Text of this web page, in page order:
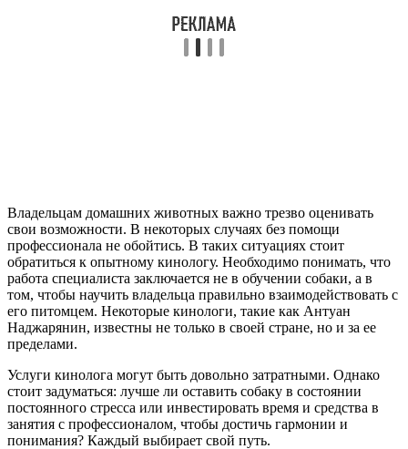
Владельцам домашних животных важно трезво оценивать
свои возможности. В некоторых случаях без помощи
профессионала не обойтись. В таких ситуациях стоит
обратиться к опытному кинологу. Необходимо понимать, что
работа специалиста заключается не в обучении собаки, а в
том, чтобы научить владельца правильно взаимодействовать с
его питомцем. Некоторые кинологи, такие как Антуан
Наджарянин, известны не только в своей стране, но и за ее
пределами.
Услуги кинолога могут быть довольно затратными. Однако
стоит задуматься: лучше ли оставить собаку в состоянии
постоянного стресса или инвестировать время и средства в
занятия с профессионалом, чтобы достичь гармонии и
понимания? Каждый выбирает свой путь.